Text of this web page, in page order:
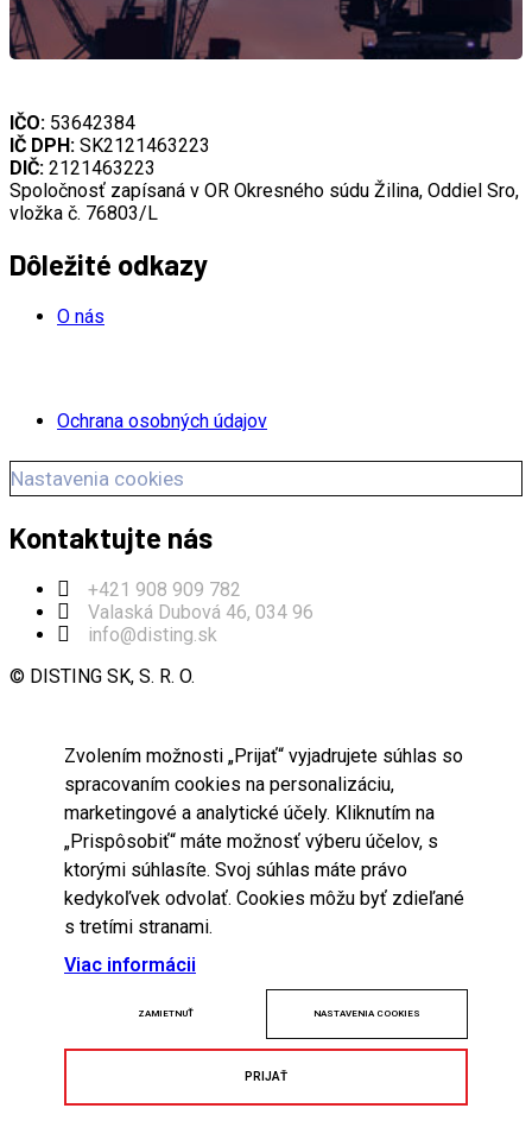
IČO: 53642384
IČ DPH: SK2121463223
DIČ: 2121463223
Spoločnosť zapísaná v OR Okresného súdu Žilina, Oddiel Sro,
vložka č. 76803/L
Dôležité odkazy
O nás
Ochrana osobných údajov
Nastavenia cookies
Kontaktujte nás
+421 908 909 782
Valaská Dubová 46, 034 96
info@disting.sk
© DISTING SK, S. R. O.
Zvolením možnosti „Prijať“ vyjadrujete súhlas so
spracovaním cookies na personalizáciu,
marketingové a analytické účely. Kliknutím na
„Prispôsobiť“ máte možnosť výberu účelov, s
ktorými súhlasíte. Svoj súhlas máte právo
kedykoľvek odvolať. Cookies môžu byť zdieľané
s tretími stranami.
Viac informácii
ZAMIETNUŤ NASTAVENIA COOKIES
PRIJAŤ